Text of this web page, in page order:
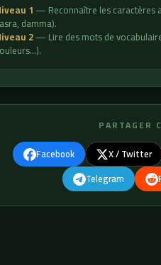
1 — Reconnaître les caractères
damma).
2— Lire des mots de
PARTAGER
Facebook X / Twitter
Telegram